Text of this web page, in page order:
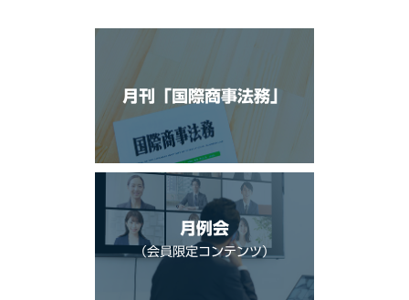
月刊「国際商事法務」
月例会
（会員限定コンテンツ）